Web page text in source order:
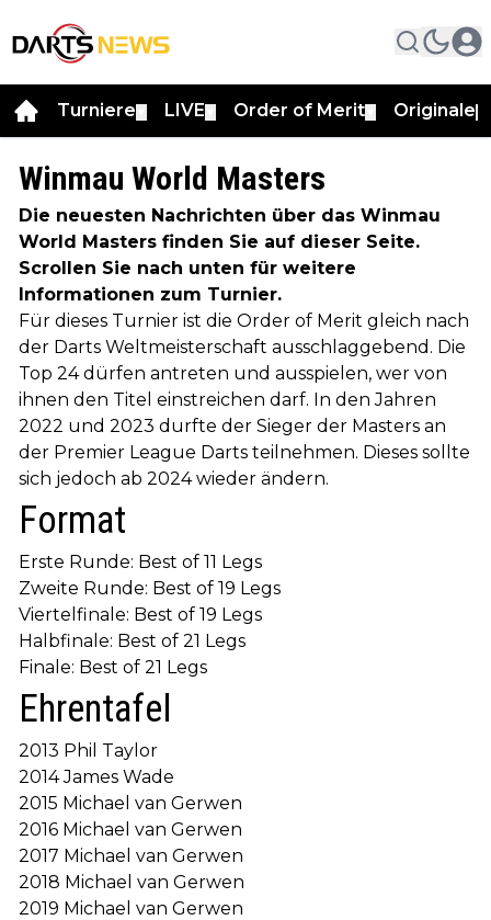
Turniere LIVE Order of Merit Originale
Winmau World Masters
Die neuesten Nachrichten über das Winmau
World Masters finden Sie auf dieser Seite.
Scrollen Sie nach unten für weitere
Informationen zum Turnier.
Für dieses Turnier ist die Order of Merit gleich nach
der Darts Weltmeisterschaft ausschlaggebend. Die
Top 24 dürfen antreten und ausspielen, wer von
ihnen den Titel einstreichen darf. In den Jahren
2022 und 2023 durfte der Sieger der Masters an
der Premier League Darts teilnehmen. Dieses sollte
sich jedoch ab 2024 wieder ändern.
Format
Erste Runde: Best of 11 Legs
Zweite Runde: Best of 19 Legs
Viertelfinale: Best of 19 Legs
Halbfinale: Best of 21 Legs
Finale: Best of 21 Legs
Ehrentafel
2013 Phil Taylor
2014 James Wade
2015 Michael van Gerwen
2016 Michael van Gerwen
2017 Michael van Gerwen
2018 Michael van Gerwen
2019 Michael van Gerwen